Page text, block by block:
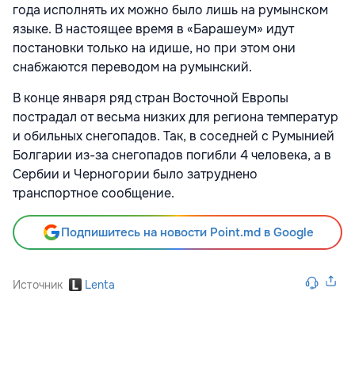
года исполнять их можно было лишь на румынском
языке. В настоящее время в «Барашеум» идут
постановки только на идише, но при этом они
снабжаются переводом на румынский.
В конце января ряд стран Восточной Европы
пострадал от весьма низких для региона температур
и обильных снегопадов. Так, в соседней с Румынией
Болгарии из-за снегопадов погибли 4 человека, а в
Сербии и Черногории было затруднено
транспортное сообщение.
Подпишитесь на новости Point.md в Google
Источник Lenta